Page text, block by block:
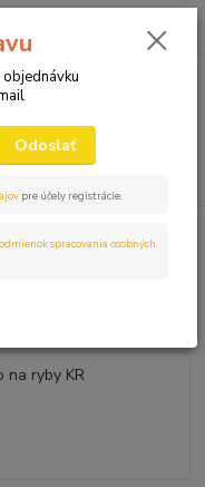
0,00 EUR
na ryby
Odoslať
pre účely registrácie.
spracovania osobných